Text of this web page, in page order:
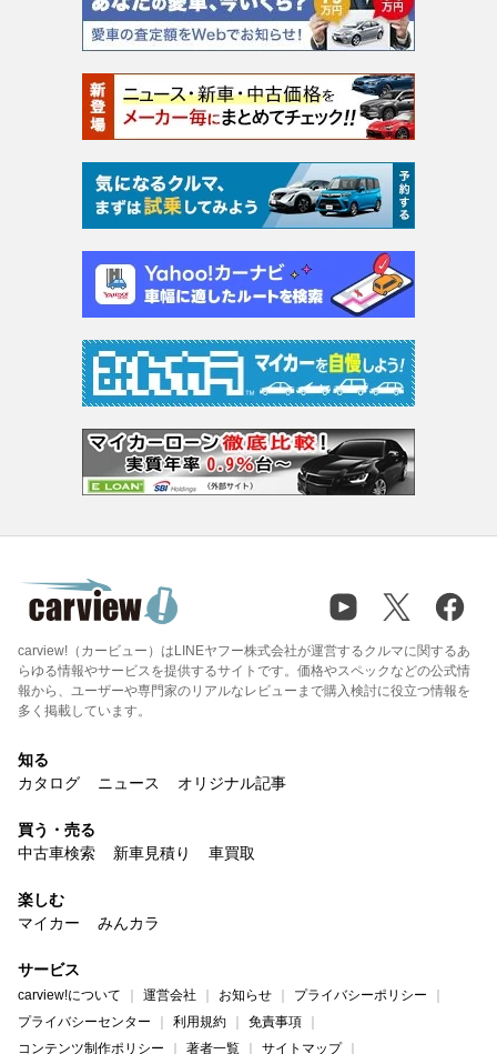
carview!（カービュー）はLINEヤフー株式会社が運営するクルマに関するあ
らゆる情報やサービスを提供するサイトです。価格やスペックなどの公式情
報から、ユーザーや専門家のリアルなレビューまで購入検討に役立つ情報を
多く掲載しています。
知る
カタログ
ニュース オリジナル記事
買う・売る
中古車検索
新車見積り 車買取
楽しむ
マイカー
みんカラ
サービス
carview!について 運営会社 お知らせ
プライバシーポリシー
プライバシーセンター
利用規約
免責事項
コンテンツ制作ポリシー
著者一覧 サイトマップ